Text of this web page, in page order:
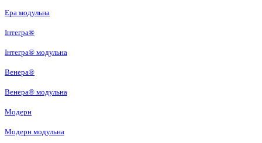
Ера модульна
Інтегра®
Інтегра® модульна
Венера®
Венера® модульна
Модерн
Модерн модульна